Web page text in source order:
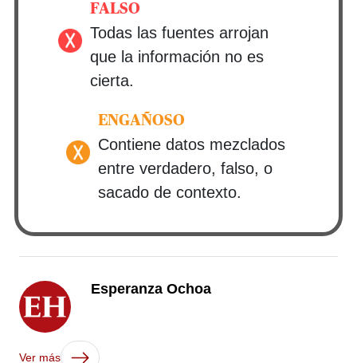
FALSO
Todas las fuentes arrojan
que la información no es
cierta.
ENGAÑOSO
Contiene datos mezclados
entre verdadero, falso, o
sacado de contexto.
Esperanza Ochoa
Ver más